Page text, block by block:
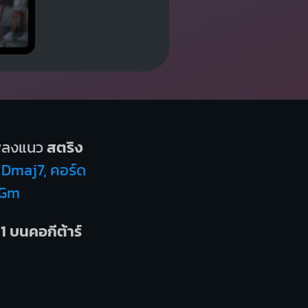
งแนวสตริง
คอร์ด
บนคอกีต้าร์